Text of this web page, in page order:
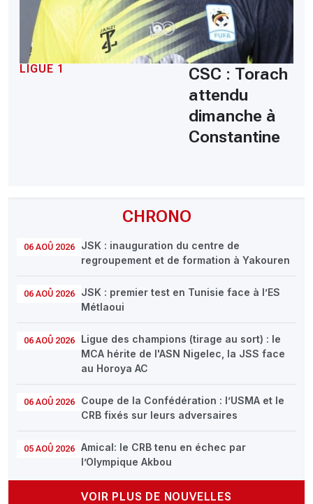
CHRONO
06 AOÛ 2026
JSK : inauguration du centre de
regroupement et de formation à Yakouren
06 AOÛ 2026
JSK : premier test en Tunisie face à l’ES
Métlaoui
06 AOÛ 2026
Ligue des champions (tirage au sort) : le
MCA hérite de l'ASN Nigelec, la JSS face
au Horoya AC
06 AOÛ 2026
Coupe de la Confédération : l’USMA et le
CRB fixés sur leurs adversaires
05 AOÛ 2026
Amical: le CRB tenu en échec par
l’Olympique Akbou
VOIR PLUS DE NOUVELLES
LIGUE 1
CSC : Torach
attendu
dimanche à
Constantine